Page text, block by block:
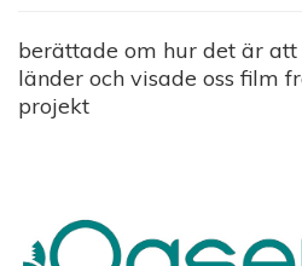
berättade om hur det är
länder och visade oss film
projekt